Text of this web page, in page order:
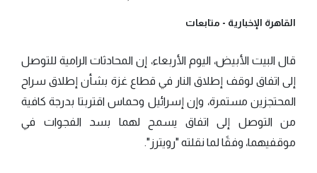
القاهرة الإخبارية - متابعات
قال البيت الأبيض، اليوم الأربعاء، إن المحادثات الرامية للتوصل
إلى اتفاق لوقف إطلاق النار في قطاع غزة بشأن إطلاق سراح
المحتجزين مستمرة، وإن إسرائيل وحماس اقتربتا بدرجة كافية
من التوصل إلى اتفاق يسمح لهما بسد الفجوات في
موقفيهما، وفقًا لما نقلته "رويترز".